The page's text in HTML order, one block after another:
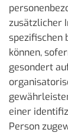
zusätzlicher
spezifischen
können,
gesondert
einer
Person